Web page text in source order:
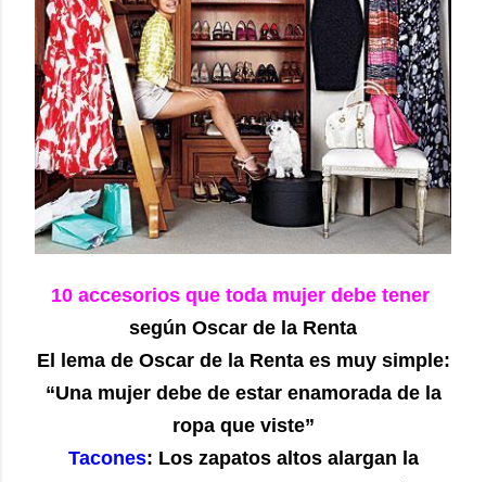
10 accesorios que toda mujer debe tener
según Oscar de la Renta
El lema de Oscar de la Renta es muy simple:
“Una mujer debe de estar enamorada de la
ropa que viste”
Tacones: Los zapatos altos alargan la